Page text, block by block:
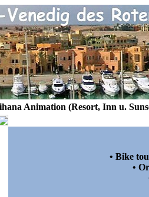
Animation (Resort, Inn u.
• Bike
•